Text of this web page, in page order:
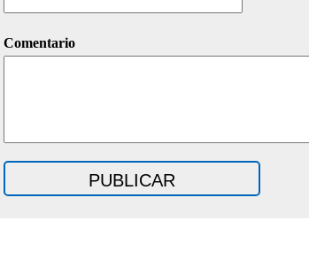
Comentario